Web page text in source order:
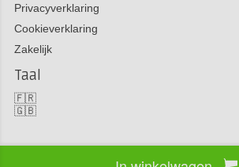
Privacyverklaring
Cookieverklaring
Zakelijk
Taal
🇫🇷
🇬🇧